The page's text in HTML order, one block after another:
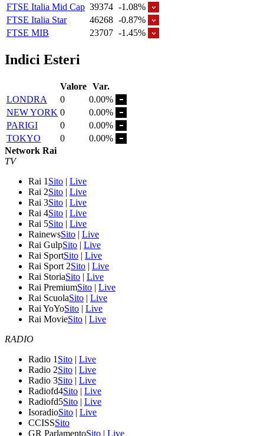
FTSE Italia Mid Cap 39374 -1.08%
FTSE Italia Star
46268 -0.87%
FTSE MIB
23707 -1.45%
Indici Esteri
Valore Var.
LONDRA
0
0.00%
NEW YORK 0
0.00%
PARIGI
0
0.00%
TOKYO
0
0.00%
Network Rai
TV
Rai 1 Sito | Live
Rai 2Sito | Live
Rai 3Sito | Live
Rai 4Sito | Live
Rai 5Sito | Live
RainewsSito | Live
Rai GulpSito | Live
Rai SportSito | Live
Rai Sport 2Sito | Live
Rai StoriaSito | Live
Rai PremiumSito | Live
Rai ScuolaSito | Live
Rai YoYoSito | Live
Rai MovieSito | Live
RADIO
Radio 1 Sito | Live
Radio 2Sito | Live
Radio 3Sito | Live
Radiofd4Sito | Live
Radiofd5Sito | Live
IsoradioSito | Live
CCISSSito
GR ParlamentoSito | Live